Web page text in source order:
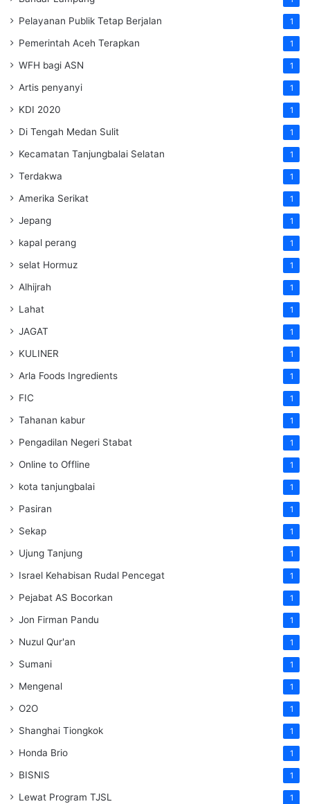
Pelayanan Publik Tetap Berjalan 1
Pemerintah Aceh Terapkan 1
WFH bagi ASN 1
Artis penyanyi 1
KDI 2020 1
Di Tengah Medan Sulit 1
Kecamatan Tanjungbalai Selatan 1
Terdakwa 1
Amerika Serikat 1
Jepang 1
kapal perang 1
selat Hormuz 1
Alhijrah 1
Lahat 1
JAGAT 1
KULINER 1
Arla Foods Ingredients 1
FIC 1
Tahanan kabur 1
Pengadilan Negeri Stabat 1
Online to Offline 1
kota tanjungbalai 1
Pasiran 1
Sekap 1
Ujung Tanjung 1
Israel Kehabisan Rudal Pencegat 1
Pejabat AS Bocorkan 1
Jon Firman Pandu 1
Nuzul Qur'an 1
Sumani 1
Mengenal 1
O2O 1
Shanghai Tiongkok 1
Honda Brio 1
BISNIS 1
Lewat Program TJSL 1